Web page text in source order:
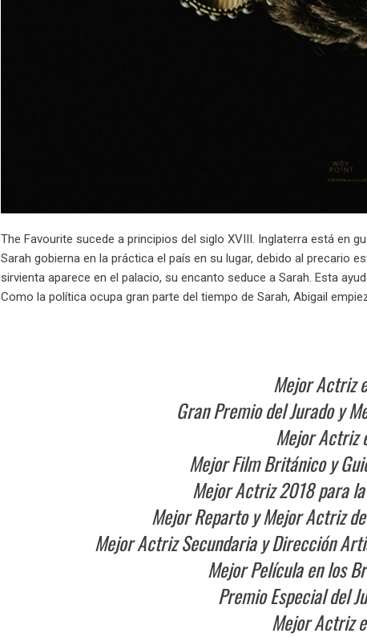
The Favourite sucede a principios del siglo XVIII. Inglaterra está en
Sarah gobierna en la práctica el país en su lugar, debido al precario
sirvienta aparece en el palacio, su encanto seduce a Sarah. Esta
Como la política ocupa gran parte del tiempo de Sarah, Abigail
Mejor Actriz
Gran Premio del Jurado y
Mejor Actriz
Mejor Film Británico y
Mejor Actriz 2018 para
Mejor Reparto y Mejor Actriz
Mejor Actriz Secundaria y Dirección
Mejor Película en los
Premio Especial del
Mejor Actriz